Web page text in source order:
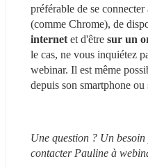
préférable de se connecter
(comme Chrome), de
internet et d'être sur un
le cas, ne vous inquiétez
webinar. Il est même
depuis son smartphone ou
Une question ? Un
contacter Pauline à